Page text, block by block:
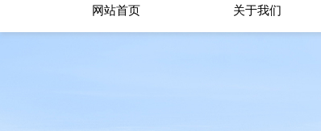
网站首页 关于我们